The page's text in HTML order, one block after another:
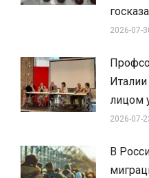
2026-07-
лицом
2026-07-
В